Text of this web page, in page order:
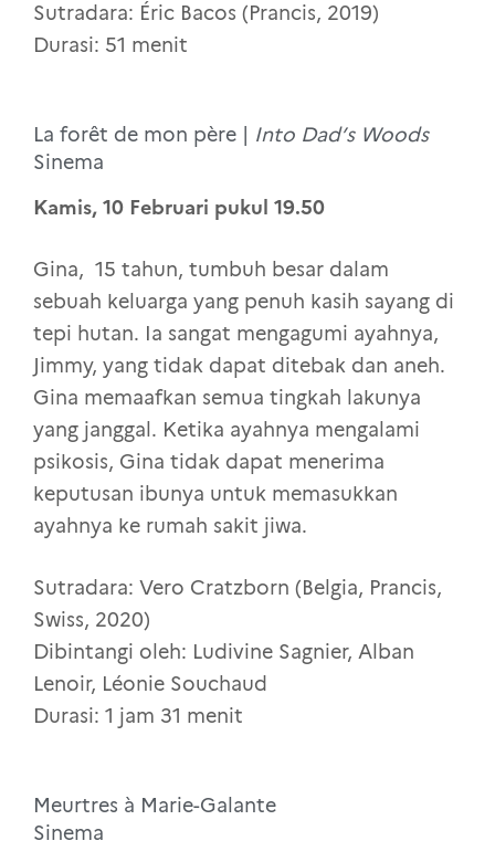
Sutradara: Éric Bacos (Prancis, 2019)
Durasi: 51 menit
La forêt de mon père | Into Dad’s Woods
Sinema
Kamis, 10 Februari pukul 19.50
Gina, 15 tahun, tumbuh besar dalam
sebuah keluarga yang penuh kasih sayang di
tepi hutan. Ia sangat mengagumi ayahnya,
Jimmy, yang tidak dapat ditebak dan aneh.
Gina memaafkan semua tingkah lakunya
yang janggal. Ketika ayahnya mengalami
psikosis, Gina tidak dapat menerima
keputusan ibunya untuk memasukkan
ayahnya ke rumah sakit jiwa.
Sutradara: Vero Cratzborn (Belgia, Prancis,
Swiss, 2020)
Dibintangi oleh: Ludivine Sagnier, Alban
Lenoir, Léonie Souchaud
Durasi: 1 jam 31 menit
Meurtres à Marie-Galante
Sinema